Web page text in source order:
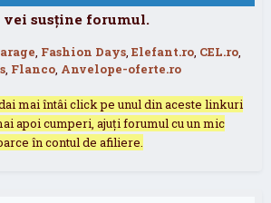
vei susține forumul.
, Fashion Days, Elefant.ro, CEL.ro,
, Flanco, Anvelope-oferte.ro
mai întâi click pe unul din aceste linkuri
apoi cumperi, ajuți forumul cu un mic
în contul de afiliere.